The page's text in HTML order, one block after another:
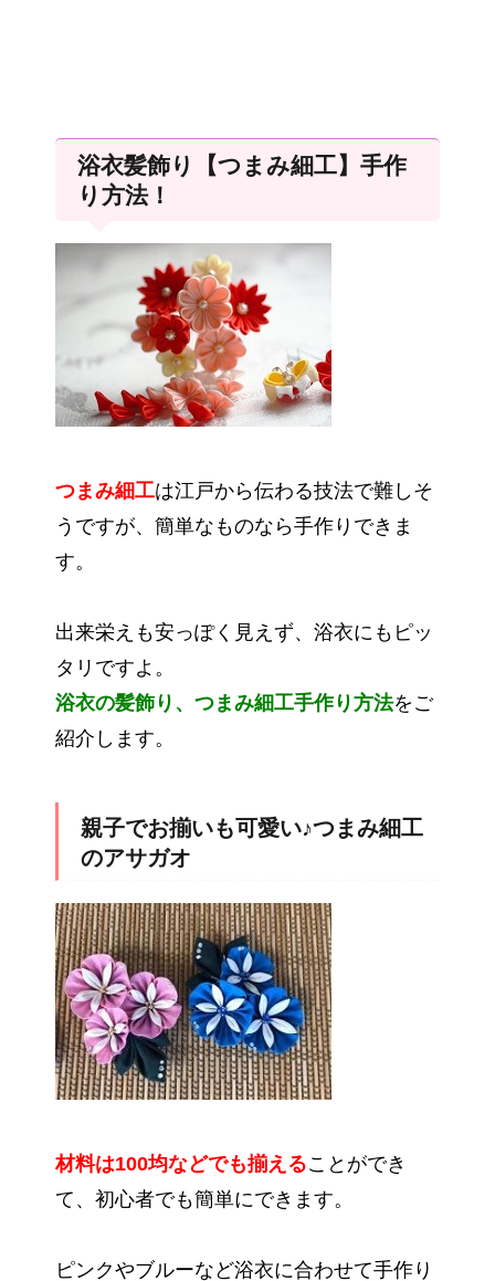
浴衣髪飾り【つまみ細工】手作
り方法！
つまみ細工は江戸から伝わる技法で難しそ
うですが、簡単なものなら手作りできま
す。
出来栄えも安っぽく見えず、浴衣にもピッ
タリですよ。
浴衣の髪飾り、つまみ細工手作り方法をご
紹介します。
親子でお揃いも可愛い♪つまみ細工
のアサガオ
材料は100均などでも揃えることができ
て、初心者でも簡単にできます。
ピンクやブルーなど浴衣に合わせて手作り